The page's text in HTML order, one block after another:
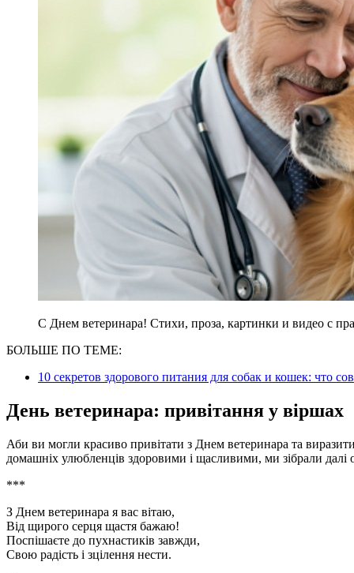
С Днем ветеринара! Стихи, проза, картинки и видео с
БОЛЬШЕ ПО ТЕМЕ:
10 секретов здорового питания для собак и кошек: что
День ветеринара: привітання у віршах
Аби ви могли красиво привітати з Днем ветеринара та
домашніх улюбленців здоровими і щасливими, ми зібрали далі
***
З Днем ветеринара я вас вітаю,
Від щирого серця щастя бажаю!
Поспішаєте до пухнастиків завжди,
Свою радість і зцілення нести.